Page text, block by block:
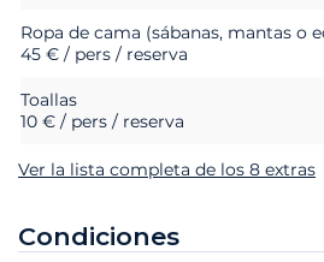
45 € / pers / reserva
Toallas
10 € / pers / reserva
Ver la lista completa de los 8 extras
Condiciones